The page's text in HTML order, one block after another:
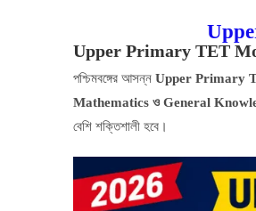
Upper Primary TET
পশ্চিমবঙ্গের আসন্ন Upper Primary
Mathematics ও General
বেশি শক্তিশালী হবে।